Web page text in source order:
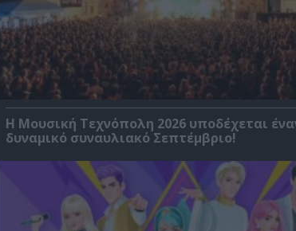
Η Μουσική Τεχνόπολη 2026 υποδέχεται
δυναμικό συναυλιακό Σεπτέμβριο!